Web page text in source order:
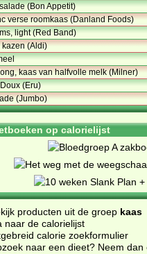
(Bon Appetit)
verse roomkaas (Danland Foods)
light (Red Band)
kazen (Aldi)
kaas van halfvolle melk (Milner)
(Eru)
(Jumbo)
op calorielijst
producten uit de groep kaas
naar de calorielijst
calorie zoekformulier
naar een dieet? Neem